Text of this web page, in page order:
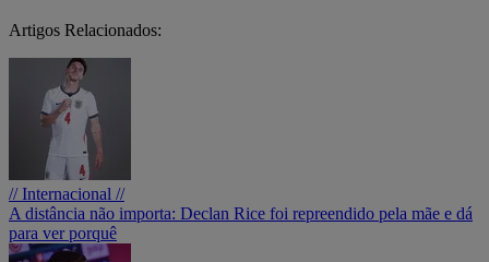
Artigos Relacionados:
// Internacional //
A distância não importa: Declan Rice foi repreendido pela mãe e dá
para ver porquê